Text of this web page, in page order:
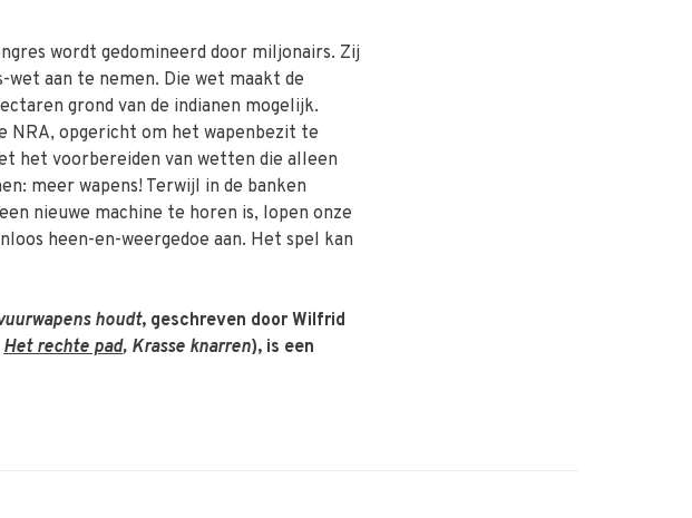
wordt gedomineerd door miljonairs. Zij
wet aan te nemen. Die wet maakt de
grond van de indianen mogelijk.
NRA, opgericht om het wapenbezit te
het voorbereiden van wetten die alleen
meer wapens! Terwijl in de banken
nieuwe machine te horen is, lopen onze
heen-en-weergedoe aan. Het spel kan
houdt, geschreven door Wilfrid
Het rechte pad, Krasse knarren), is een